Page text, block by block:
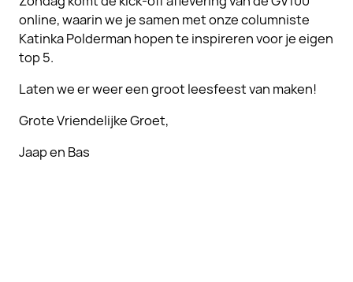
online, waarin we je samen met onze columniste
Katinka Polderman hopen te inspireren voor je eigen
top 5.
Laten we er weer een groot leesfeest van maken!
Grote Vriendelijke Groet,
Jaap en Bas